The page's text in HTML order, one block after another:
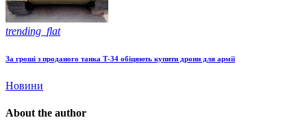
trending_flat
За гроші з проданого танка Т-34 обіцяють купити дрони для армії
Новини
About the author